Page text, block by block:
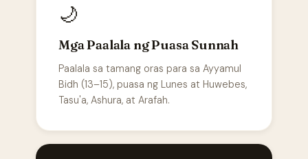
🌙
Mga Paalala ng Puasa Sunnah
Paalala sa tamang oras para sa Ayyamul
Bidh (13–15), puasa ng Lunes at Huwebes,
Tasu'a, Ashura, at Arafah.